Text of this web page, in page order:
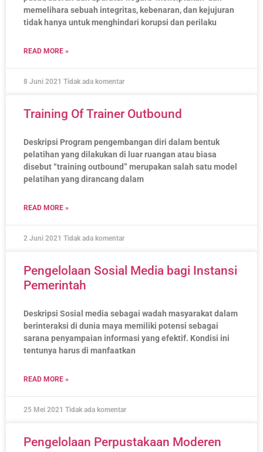
memelihara sebuah integritas, kebenaran, dan kejujuran
tidak hanya untuk menghindari korupsi dan perilaku
READ MORE »
8 Juni 2021 Tidak ada komentar
Training Of Trainer Outbound
Deskripsi Program pengembangan diri dalam bentuk
pelatihan yang dilakukan di luar ruangan atau biasa
disebut “training outbound” merupakan salah satu model
pelatihan yang dirancang dalam
READ MORE »
2 Juni 2021 Tidak ada komentar
Pengelolaan Sosial Media bagi Instansi
Pemerintah
Deskripsi Sosial media sebagai wadah masyarakat dalam
berinteraksi di dunia maya memiliki potensi sebagai
sarana penyampaian informasi yang efektif. Kondisi ini
tentunya harus di manfaatkan
READ MORE »
25 Mei 2021 Tidak ada komentar
Pengelolaan Perpustakaan Moderen